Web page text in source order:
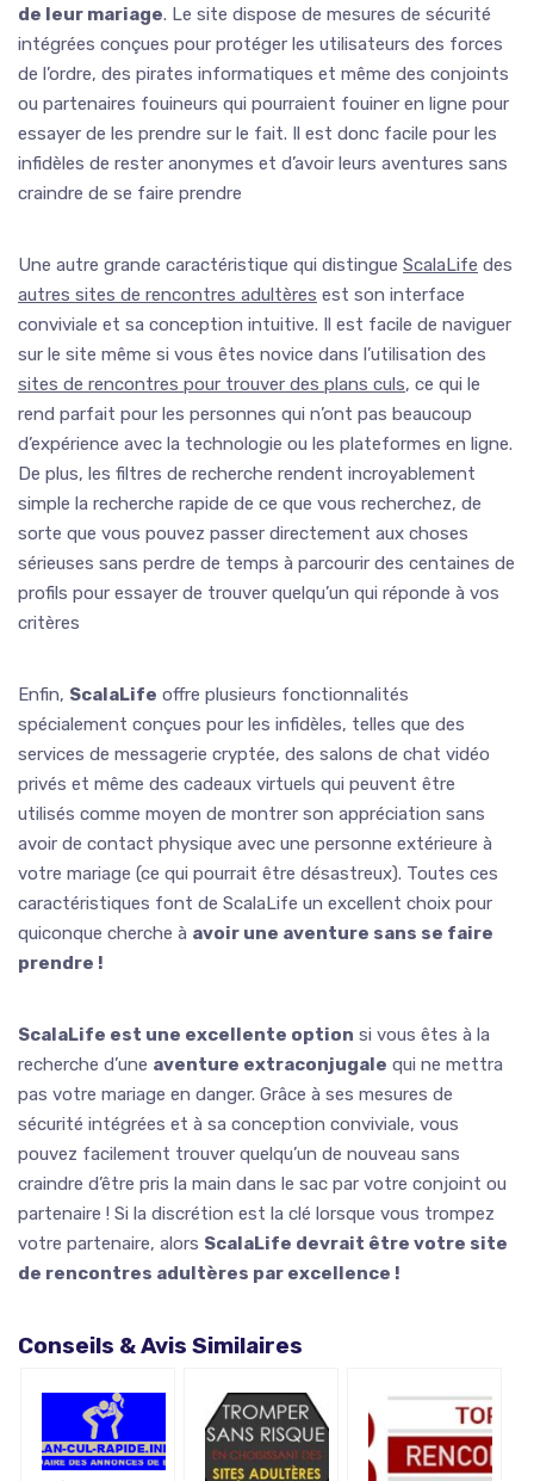
de leur mariage. Le site dispose de mesures de sécurité
intégrées conçues pour protéger les utilisateurs des forces
de l’ordre, des pirates informatiques et même des conjoints
ou partenaires fouineurs qui pourraient fouiner en ligne pour
essayer de les prendre sur le fait. Il est donc facile pour les
infidèles de rester anonymes et d’avoir leurs aventures sans
craindre de se faire prendre
Une autre grande caractéristique qui distingue ScalaLife des
autres sites de rencontres adultères est son interface
conviviale et sa conception intuitive. Il est facile de naviguer
sur le site même si vous êtes novice dans l’utilisation des
sites de rencontres pour trouver des plans culs, ce qui le
rend parfait pour les personnes qui n’ont pas beaucoup
d’expérience avec la technologie ou les plateformes en ligne.
De plus, les filtres de recherche rendent incroyablement
simple la recherche rapide de ce que vous recherchez, de
sorte que vous pouvez passer directement aux choses
sérieuses sans perdre de temps à parcourir des centaines de
profils pour essayer de trouver quelqu’un qui réponde à vos
critères
Enfin, ScalaLife offre plusieurs fonctionnalités
spécialement conçues pour les infidèles, telles que des
services de messagerie cryptée, des salons de chat vidéo
privés et même des cadeaux virtuels qui peuvent être
utilisés comme moyen de montrer son appréciation sans
avoir de contact physique avec une personne extérieure à
votre mariage (ce qui pourrait être désastreux). Toutes ces
caractéristiques font de ScalaLife un excellent choix pour
quiconque cherche à avoir une aventure sans se faire
prendre !
ScalaLife est une excellente option si vous êtes à la
recherche d’une aventure extraconjugale qui ne mettra
pas votre mariage en danger. Grâce à ses mesures de
sécurité intégrées et à sa conception conviviale, vous
pouvez facilement trouver quelqu’un de nouveau sans
craindre d’être pris la main dans le sac par votre conjoint ou
partenaire ! Si la discrétion est la clé lorsque vous trompez
votre partenaire, alors ScalaLife devrait être votre site
de rencontres adultères par excellence !
Conseils & Avis Similaires